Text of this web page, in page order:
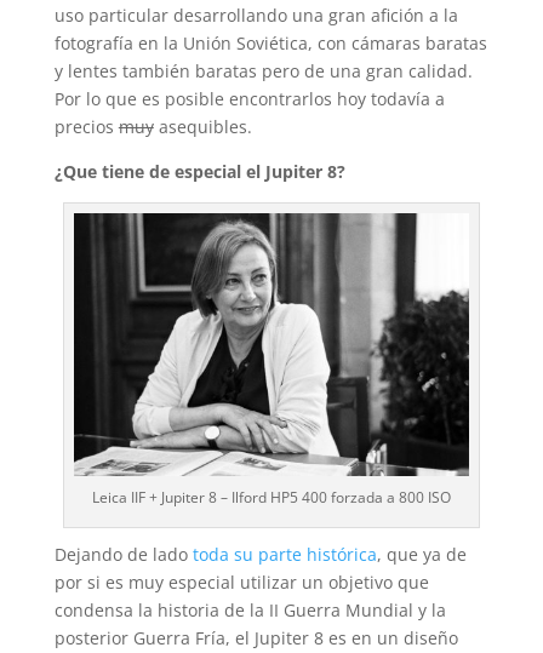
uso particular desarrollando una gran afición a la
fotografía en la Unión Soviética, con cámaras baratas
y lentes también baratas pero de una gran calidad.
Por lo que es posible encontrarlos hoy todavía a
preciosmuyasequibles.
¿Que tiene de especial el Jupiter 8?
Leica IIF + Jupiter 8 – Ilford HP5 400 forzada a 800 ISO
Dejando de lado toda su parte histórica, que ya de
por si es muy especial utilizar un objetivo que
condensa la historia de la II Guerra Mundial y la
posterior Guerra Fría, el Jupiter 8 es en un diseño